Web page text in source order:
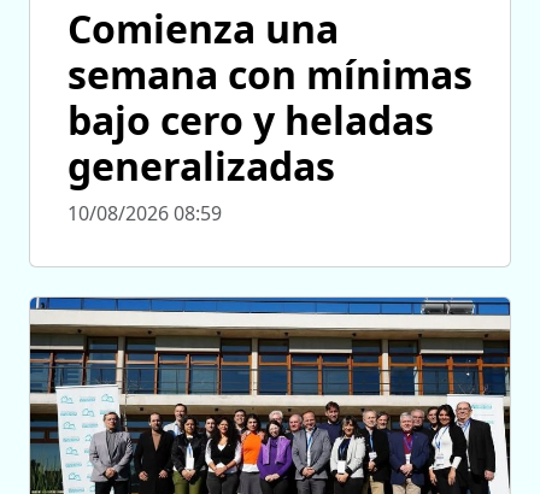
Comienza una
semana con mínimas
bajo cero y heladas
generalizadas
10/08/2026 08:59